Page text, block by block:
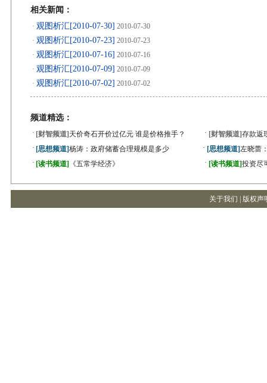
相关新闻：
· 观图析汇[2010-07-30] 2010-07-30
· 观图析汇[2010-07-23] 2010-07-23
· 观图析汇[2010-07-16] 2010-07-16
· 观图析汇[2010-07-09] 2010-07-09
· 观图析汇[2010-07-02] 2010-07-02
频道精选：
· [财智频道] 天价奇石开价过亿元 谁是价格推手？ · [财智频道]存款返
· [思想频道]杨涛：政府储蓄合理规模是多少 · [思想频道]左晓蕾
· [读书频道] 《五常学经济》 · [读书频道]投资尽